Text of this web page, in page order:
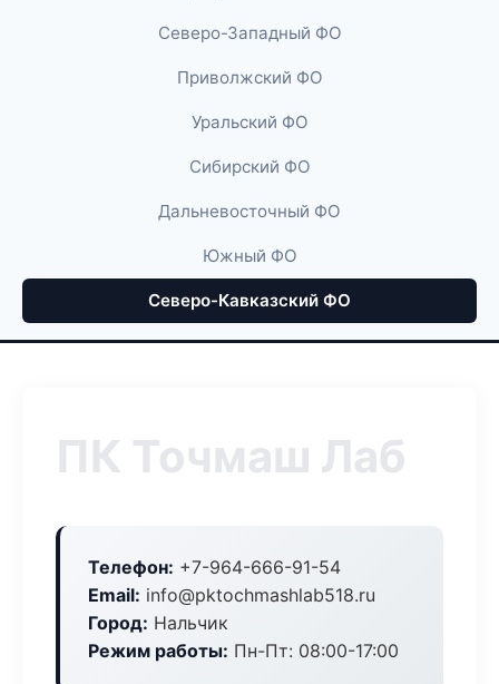
Северо-Западный ФО
Приволжский ФО
Уральский ФО
Сибирский ФО
Дальневосточный ФО
Южный ФО
Северо-Кавказский ФО
ПК Точмаш Лаб
Телефон: +7-964-666-91-54
Email: info@pktochmashlab518.ru
Город: Нальчик
Режим работы: Пн-Пт: 08:00-17:00